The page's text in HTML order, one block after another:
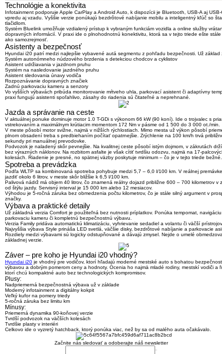
Technológie a konektivita
Infotainment podporuje Apple CarPlay a Android Auto, k dispozícii je Bluetooth, USB-A aj USB-
vpredu aj vzadu. Vyššie verzie ponúkajú bezdrôtové nabíjanie mobilu a inteligentný kľúč so
tlačidlom.
Systém Bluelink umožňuje vzdialený prístup k vybraným funkciám vozidla a online služby
dopravných informácií. V praxi ide o plnohodnotnú konektivitu, ktorá sa v tejto triede ešte
ako samozrejmosť.
Asistenty a bezpečnosť
Hyundai i20 patrí medzi najlepšie vybavené autá segmentu z pohľadu bezpečnosti. Už základ
Systém autonómneho núdzového brzdenia s detekciou chodcov a cyklistov
Asistent udržiavania v jazdnom pruhu
Systém na nasledovanie jazdného pruhu
Asistent sledovania únavy vodiča
Rozpoznávanie dopravných značiek
Zadnú parkovaciu kameru a senzory
Vo vyšších výbavách pribúda monitorovanie mŕtveho uhla, parkovací asistent či adaptívny
praxi fungujú asistenti spoľahlivo, zásahy do riadenia sú čitateľné a neprehnané.
Jazda a správanie na ceste
V aktuálnej ponuke dominuje motor 1.0 T-GDi s výkonom 66 kW (90 koní) . Ide o trojvalec s
vstrekovaním a maximálnym krútiacim momentom 172 Nm v pásme od 1 500 do 3 000 ot./min.
V meste pôsobí motor svižne, najmä v nižších rýchlostiach. Mimo mesta už výkon pôsobí
plnom obsadení treba s predbiehaním počítať opatrnejšie. Zrýchlenie na 100 km/h trvá
sekundy pri manuálnej prevodovke.
Podvozok je naladený skôr pevnejšie. Na kvalitnej ceste pôsobí istým dojmom, v zákrutách
bez výrazných náklonov. Na rozbitom asfalte je však cítiť tvrdšiu odozvu, najmä na 17-
kolesách. Riadenie je presné, no spätnej väzby poskytuje minimum – čo je v tejto triede bežné.
Spotreba a prevádzka
Podľa WLTP sa kombinovaná spotreba pohybuje medzi 5,7 – 6,0 l/100 km . V reálnej
jazdiť okolo 6 litrov, v meste skôr bližšie k 6,5 l/100 km.
Palivová nádrž má objem 40 litrov, čo znamená reálny dojazd približne 600 – 700 kilometrov v
od štýlu jazdy. Servisný interval je 15 000 km alebo 12 mesiacov.
Výhodou je 5-ročná záruka bez obmedzenia počtu kilometrov, čo je stále silný argument v
značky.
Výbava a praktické detaily
Už základná verzia Comfort je použiteľná bez nutnosti príplatkov. Ponúka tempomat,
parkovaciu kameru či kompletnú bezpečnostnú výbavu.
Verzia Family pridáva automatickú klimatizáciu, vyhrievanie sedadiel a volantu či väčší
Najvyššia výbava Style prináša LED svetlá, väčšie disky, bezdrôtové nabíjanie a parkovacie
Rozdiely medzi výbavami sú logicky odstupňované a dávajú zmysel. Nejde o umelé
základnej verzie.
Záver – pre koho je Hyundai i20 vhodný?
Hyundai i20 je vhodný pre vodičov, ktorí hľadajú moderné mestské auto s bohatou
výbavou a dobrým pomerom ceny a hodnoty. Ocenia ho najmä mladé rodiny, mestskí vodiči a
ktorí chcú kompaktné auto bez technologických kompromisov.
Plusy:
Nadpriemerná bezpečnostná výbava už v základe
Moderný infotainment a digitálny kokpit
Veľký kufor na pomery triedy
5-ročná záruka bez limitu km
Mínusy:
Priemerná dynamika 90-koňovej verzie
Tvrdší podvozok na väčších kolesách
Tvrdšie plasty v interiéri
Celkovo ide o vyzretý hatchback, ktorý ponúka viac, než by sa od malého auta očakávalo.
Začnite nás sledovať a odoberajte náš newsletter